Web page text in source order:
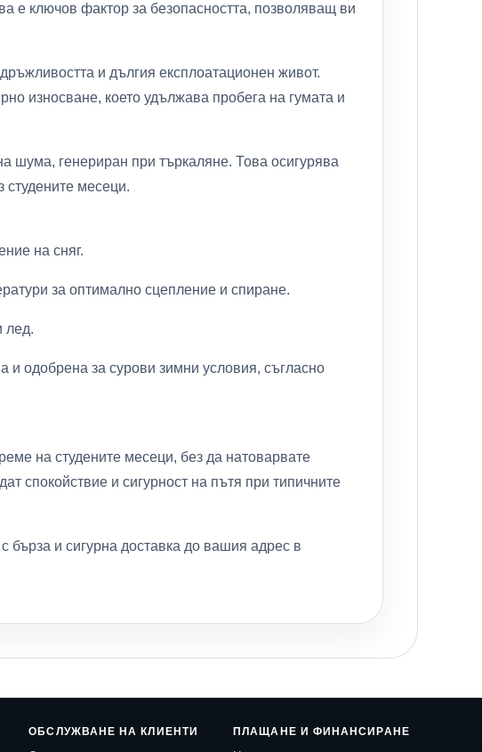
е ключов фактор за безопасността, позволяващ ви
и дългия експлоатационен живот.
износване, което удължава пробега на гумата и
шума, генериран при търкаляне. Това осигурява
студените месеци.
на сняг.
за оптимално сцепление и спиране.
лед.
и одобрена за сурови зимни условия, съгласно
на студените месеци, без да натоварвате
спокойствие и сигурност на пътя при типичните
бърза и сигурна доставка до вашия адрес в
ОБСЛУЖВАНЕ НА КЛИЕНТИ ПЛАЩАНЕ И ФИНАНСИРАНЕ